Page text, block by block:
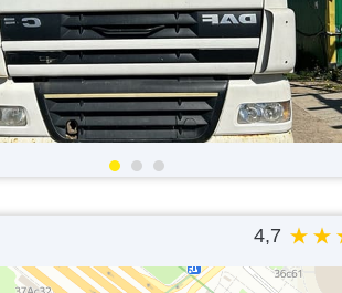
4,7